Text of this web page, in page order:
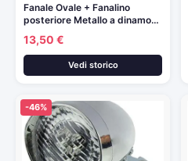
Fanale Ovale + Fanalino
posteriore Metallo a dinamo…
13,50 €
Vedi storico
-46%